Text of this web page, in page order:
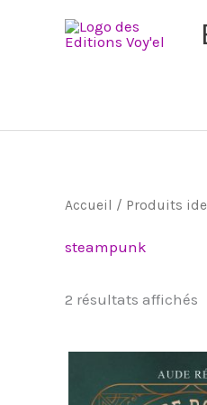
Accueil / Produits
steampunk
2 résultats affichés
Plage
prix :